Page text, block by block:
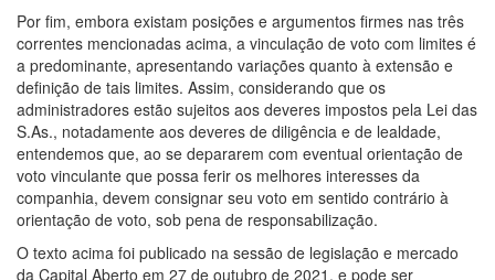
Por fim, embora existam posições e argumentos firmes nas três
correntes mencionadas acima, a vinculação de voto com limites é
a predominante, apresentando variações quanto à extensão e
definição de tais limites. Assim, considerando que os
administradores estão sujeitos aos deveres impostos pela Lei das
S.As., notadamente aos deveres de diligência e de lealdade,
entendemos que, ao se depararem com eventual orientação de
voto vinculante que possa ferir os melhores interesses da
companhia, devem consignar seu voto em sentido contrário à
orientação de voto, sob pena de responsabilização.
O texto acima foi publicado na sessão de legislação e mercado
da Capital Aberto em 27 de outubro de 2021, e pode ser